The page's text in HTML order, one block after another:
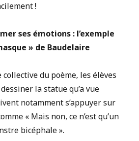
!
ses émotions : l’exemple
» de Baudelaire
du poème, les élèves
la statue qu’a vue
notamment s’appuyer sur
« Mais non, ce n’est qu’un
bicéphale ».